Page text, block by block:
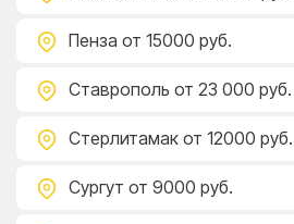
Пенза от 15000 руб.
Ставрополь от 23 000 руб.
Стерлитамак от 12000 руб.
Сургут от 9000 руб.